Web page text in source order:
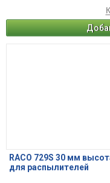
RACO 729S 30 мм
для распылителей